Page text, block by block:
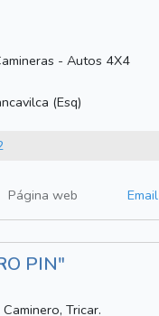
- Autos 4X4
(Esq)
Página web Email
PIN"
Tricar.